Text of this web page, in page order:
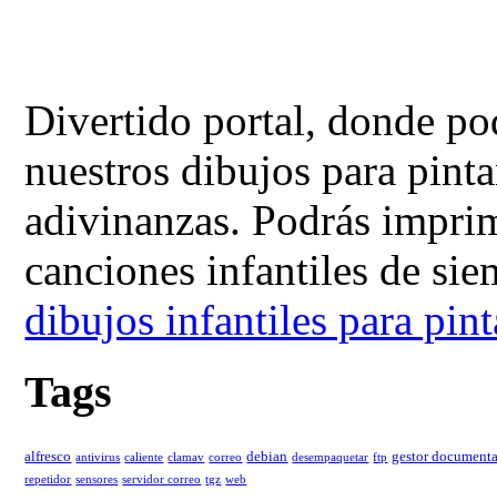
Divertido portal, donde
nuestros dibujos para
adivinanzas. Podrás
canciones infantiles de
dibujos infantiles para
Tags
alfresco antivirus caliente clamav correo debian desempaquetar ftp gestor
repetidor sensores servidor correo tgz web